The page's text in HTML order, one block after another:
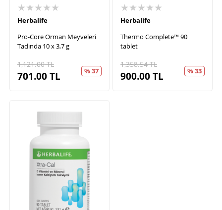
★★★★★
Herbalife
Pro-Core Orman Meyveleri
Tadında 10 x 3,7 g
1,121.00TL
701.00TL % 37
★★★★★
Herbalife
Thermo Complete™ 90
tablet
1,358.54TL
900.00TL % 33